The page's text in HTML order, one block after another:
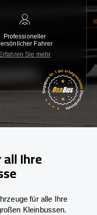
Professioneller
Fahrer
Erfahren Sie mehr
Ihre
für alle Ihre
Kleinbussen.